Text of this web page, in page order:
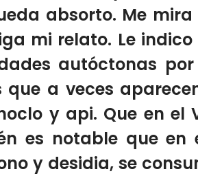
absorto. Me
mi relato. Le indico
autóctonas
a veces
y api. Que en el
es notable que en
y desidia, se